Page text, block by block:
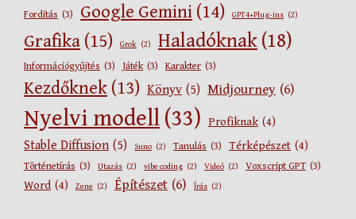
Fordítás (3) Google Gemini (14) GPT4+Plug-ins (2)
Grafika (15) Grok (2) Haladóknak (18)
Információgyűjtés (3) Játék (3) Karakter (3)
Kezdőknek (13) Könyv (5) Midjourney (6)
Nyelvi modell (33) Profiknak (4)
Stable Diffusion (5) Suno (2) Tanulás (3) Térképészet (4)
Történetírás (3) Utazás (2) vibe coding (2) Videó (2) Voxscript GPT (3)
Word (4) Zene (2) Építészet (6) Írás (2)